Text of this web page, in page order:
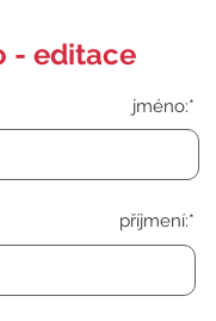
- editace
jméno:*
příjmení:*